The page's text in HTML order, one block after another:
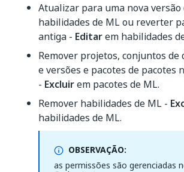
Atualizar para uma nova versão
habilidades de ML ou reverter
antiga - Editarem habilidades
Remover projetos, conjuntos de
e versões e pacotes de pacotes
- Excluirem pacotes de ML.
Remover habilidades de ML -
habilidades de ML.
OBSERVAÇÃO:
as permissões são gerenciadas